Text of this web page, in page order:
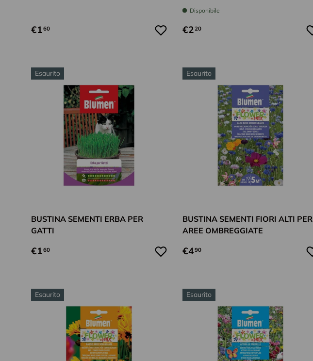
€160
Disponibile
€2 20
Esaurito
BUSTINA SEMENTI ERBA PER
GATTI
€160
Esaurito
BUSTINA SEMENTI FIORI ALTI PER
AREE OMBREGGIATE
€490
Esaurito Esaurito